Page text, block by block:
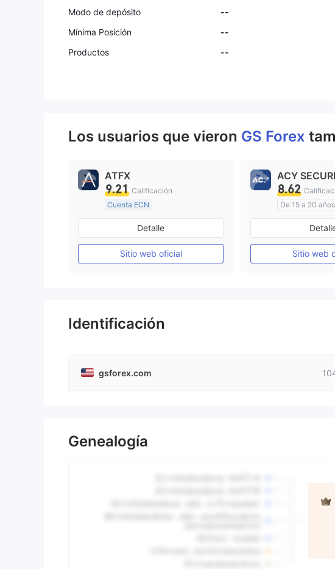
Modo de depósito
--
Mínima Posición
--
Productos
--
Los usuarios que vieron GS Forex
ATFX
9.21 Calificación
Cuenta ECN
De 10 a 15 años
Supervisión en Australia
Creación Mercado Forex (MM)
Licencia completa de MT4
Detalle
Sitio web oficial
ACY
8.62
De 15 a 20 años
Supervisión en
Licencia
Sitio web
Identificación
gsforex.com
Genealogía